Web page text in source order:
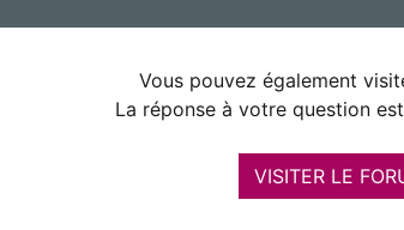
Vous pouvez également
La réponse à votre question
VISITER LE